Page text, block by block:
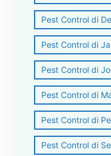
Pest Control di
Pest Control di
Pest Control di
Pest Control di
Pest Control di
Pest Control di